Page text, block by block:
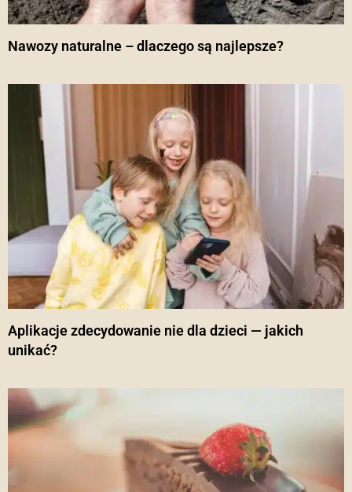
Nawozy naturalne – dlaczego są najlepsze?
Aplikacje zdecydowanie nie dla dzieci — jakich
unikać?